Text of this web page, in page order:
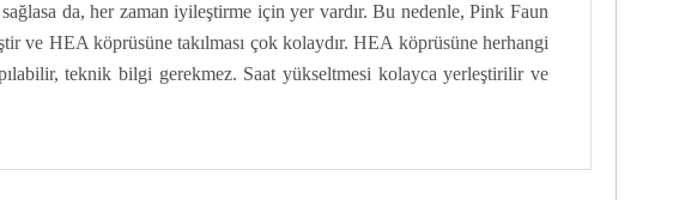
da, her zaman iyileştirme için yer vardır. Bu nedenle, Pink Faun
ve HEA köprüsüne takılması çok kolaydır. HEA köprüsüne herhangi
teknik bilgi gerekmez. Saat yükseltmesi kolayca yerleştirilir ve